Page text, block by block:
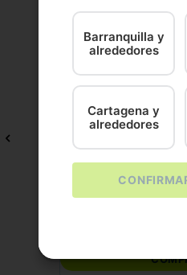
NATURAL FRESHLY
VITACRUNCH
x
Barranquilla y
alrededores
Cartagena y
alrededores